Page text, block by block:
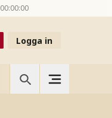
00:00:00
Logga in